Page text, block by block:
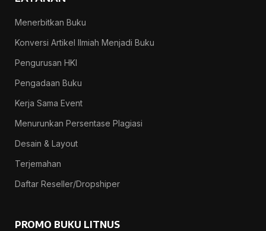
Menerbitkan Buku
Konversi Artikel Ilmiah Menjadi Buku
Pengurusan HKI
Pengadaan Buku
Kerja Sama Event
Menurunkan Persentase Plagiasi
Desain & Layout
Terjemahan
Daftar Reseller/Dropshiper
PROMO BUKU LITNUS